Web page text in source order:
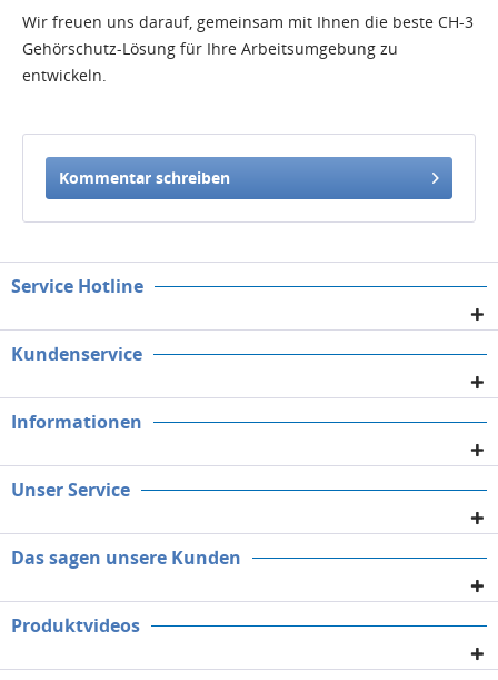
Wir freuen uns darauf, gemeinsam mit Ihnen die beste CH-3
Gehörschutz-Lösung für Ihre Arbeitsumgebung zu
entwickeln.
Kommentar schreiben
Service Hotline
Kundenservice
Informationen
Unser Service
Das sagen unsere Kunden
Produktvideos